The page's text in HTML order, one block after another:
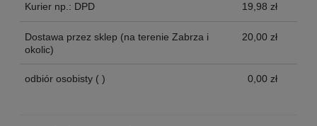
Kurier np.: DPD 19,98 zł
Dostawa przez sklep (na terenie Zabrza i
okolic)
20,00 zł
odbiór osobisty ( ) 0,00 zł